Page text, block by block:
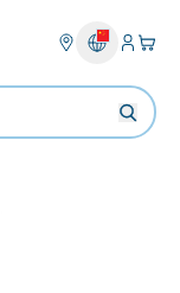
登入
您